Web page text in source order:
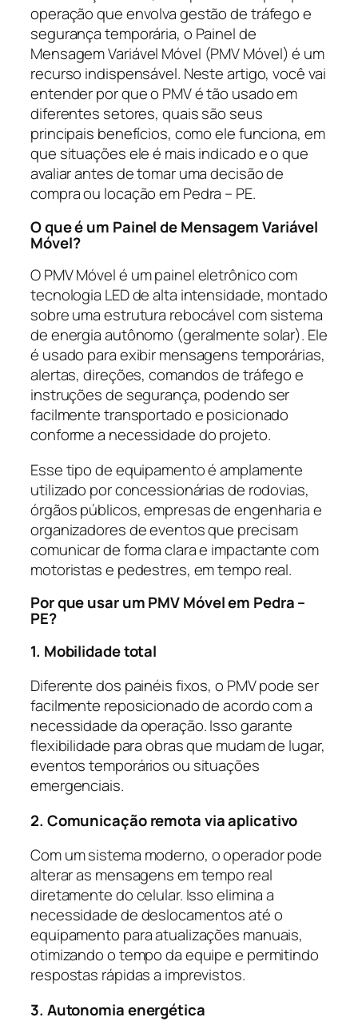
operação que envolva gestão de tráfego e
segurança temporária, o Painel de
Mensagem Variável Móvel (PMV Móvel) é um
recurso indispensável. Neste artigo, você vai
entender por que o PMV é tão usado em
diferentes setores, quais são seus
principais benefícios, como ele funciona, em
que situações ele é mais indicado e o que
avaliar antes de tomar uma decisão de
compra ou locação em Pedra – PE.
O que é um Painel de Mensagem Variável
Móvel?
O PMV Móvel é um painel eletrônico com
tecnologia LED de alta intensidade, montado
sobre uma estrutura rebocável com sistema
de energia autônomo (geralmente solar). Ele
é usado para exibir mensagens temporárias,
alertas, direções, comandos de tráfego e
instruções de segurança, podendo ser
facilmente transportado e posicionado
conforme a necessidade do projeto.
Esse tipo de equipamento é amplamente
utilizado por concessionárias de rodovias,
órgãos públicos, empresas de engenharia e
organizadores de eventos que precisam
comunicar de forma clara e impactante com
motoristas e pedestres, em tempo real.
Por que usar um PMV Móvel em Pedra –
PE?
1. Mobilidade total
Diferente dos painéis fixos, o PMV pode ser
facilmente reposicionado de acordo com a
necessidade da operação. Isso garante
flexibilidade para obras que mudam de lugar,
eventos temporários ou situações
emergenciais.
2. Comunicação remota via aplicativo
Com um sistema moderno, o operador pode
alterar as mensagens em tempo real
diretamente do celular. Isso elimina a
necessidade de deslocamentos até o
equipamento para atualizações manuais,
otimizando o tempo da equipe e permitindo
respostas rápidas a imprevistos.
3. Autonomia energética